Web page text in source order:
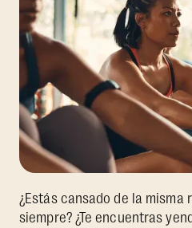
¿Estás cansado de la
siempre? ¿Te encuentras